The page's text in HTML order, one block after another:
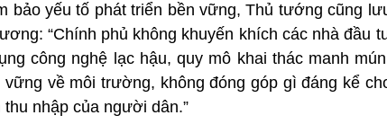
bảo yếu tố phát triển bền vững, Thủ tướng cũng
“Chính phủ không khuyến khích các nhà đầu
công nghệ lạc hậu, quy mô khai thác manh
về môi trường, không đóng góp gì đáng kể
nhập của người dân.”